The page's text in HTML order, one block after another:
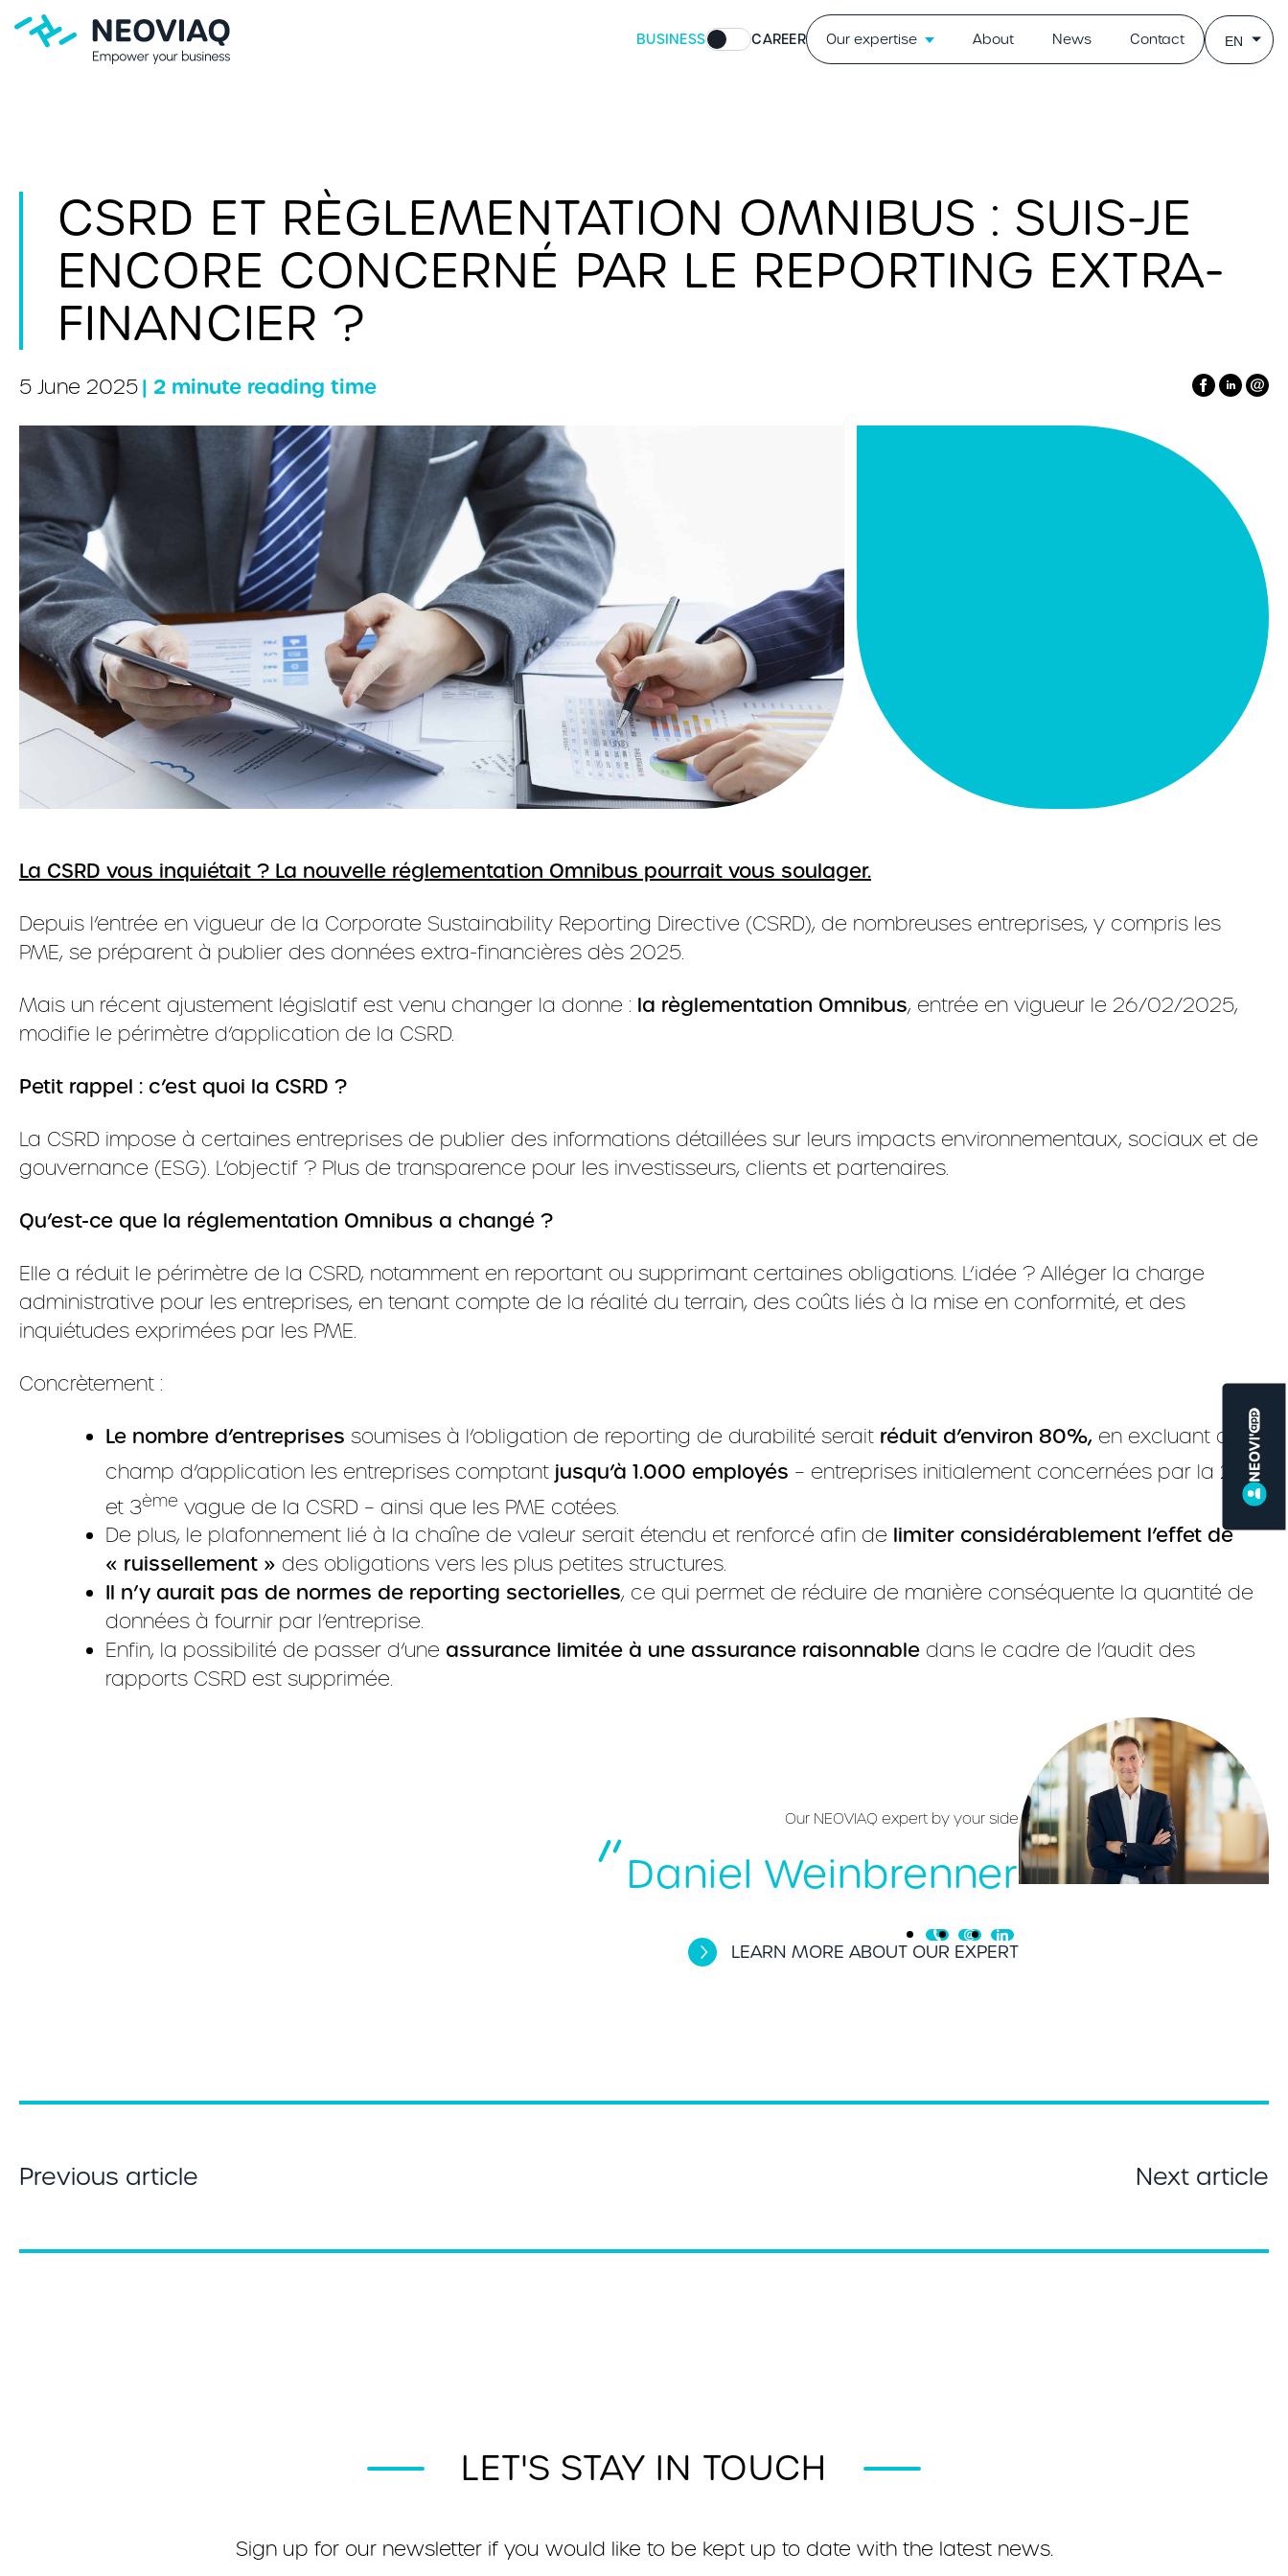
BUSINESS CAREER Our expertise About News Contact EN
CSRD ET RÈGLEMENTATION OMNIBUS : SUIS-JE
ENCORE CONCERNÉ PAR LE REPORTING EXTRA-
FINANCIER ?
5 June 2025| 2 minute reading time
La CSRD vous inquiétait ? La nouvelle réglementation Omnibus pourrait vous soulager.
Depuis l’entrée en vigueur de la Corporate Sustainability Reporting Directive (CSRD), de nombreuses entreprises, y compris les
PME, se préparent à publier des données extra-financières dès 2025.
Mais un récent ajustement législatif est venu changer la donne : la règlementation Omnibus, entrée en vigueur le 26/02/2025,
modifie le périmètre d’application de la CSRD.
Petit rappel : c’est quoi la CSRD ?
La CSRD impose à certaines entreprises de publier des informations détaillées sur leurs impacts environnementaux, sociaux et de
gouvernance (ESG). L’objectif ? Plus de transparence pour les investisseurs, clients et partenaires.
Qu’est-ce que la réglementation Omnibus a changé ?
Elle a réduit le périmètre de la CSRD, notamment en reportant ou supprimant certaines obligations. L’idée ? Alléger la charge
administrative pour les entreprises, en tenant compte de la réalité du terrain, des coûts liés à la mise en conformité, et des
inquiétudes exprimées par les PME.
Concrètement :
Le nombre d’entreprises soumises à l’obligation de reporting de durabilité serait réduit d’environ 80%, en excluant du
champ d’application les entreprises comptant jusqu’à 1.000 employés – entreprises initialement concernées par la 2 ème
et 3ème vague de la CSRD – ainsi que les PME cotées.
De plus, le plafonnement lié à la chaîne de valeur serait étendu et renforcé afin de limiter considérablement l’effet de
« ruissellement » des obligations vers les plus petites structures.
Il n’y aurait pas de normes de reporting sectorielles, ce qui permet de réduire de manière conséquente la quantité de
données à fournir par l’entreprise.
Enfin, la possibilité de passer d’une assurance limitée à une assurance raisonnable dans le cadre de l’audit des
rapports CSRD est supprimée.
Our NEOVIAQ expert by your side
Daniel Weinbrenner
LEARN MORE ABOUT OUR EXPERT
Previous article Next article
LET'S STAY IN TOUCH
Sign up for our newsletter if you would like to be kept up to date with the latest news.